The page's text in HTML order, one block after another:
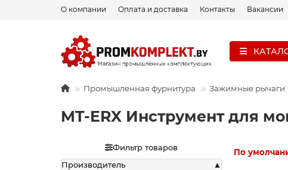
О компании Оплата и доставка Контакты Вакансии
Промышленная фурнитура Зажимные рычаги
MT-ERX Инструмент для
Фильтр товаров
Производитель
По